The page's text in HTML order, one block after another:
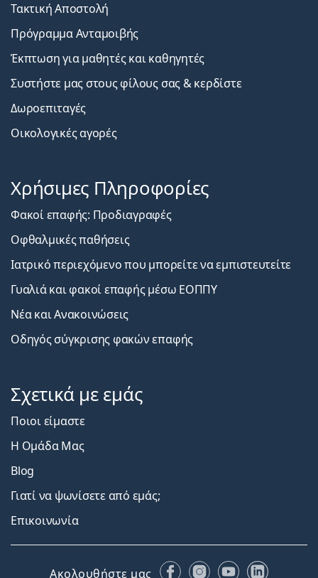
Τακτική Αποστολή
Πρόγραμμα Ανταμοιβής
Έκπτωση για μαθητές και καθηγητές
Συστήστε μας στους φίλους σας & κερδίστε
Δωροεπιταγές
Οικολογικές αγορές
Χρήσιμες Πληροφορίες
Φακοί επαφής: Προδιαγραφές
Οφθαλμικές παθήσεις
Ιατρικό περιεχόμενο που μπορείτε να εμπιστευτείτε
Γυαλιά και φακοί επαφής μέσω ΕΟΠΠΥ
Νέα και Ανακοινώσεις
Οδηγός σύγκρισης φακών επαφής
Σχετικά με εμάς
Ποιοι είμαστε
Η Ομάδα Μας
Blog
Γιατί να ψωνίσετε από εμάς;
Επικοινωνία
Ακολουθήστε μας FacebookInstagram
YouTubeLinkedIn